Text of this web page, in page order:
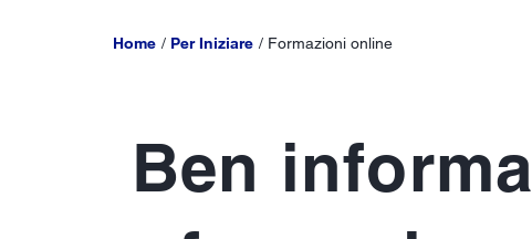
Home Per Iniziare Formazioni online
Ben